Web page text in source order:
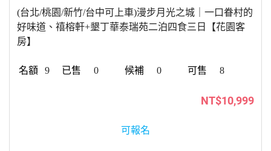
(台北/桃園/新竹/台中可上車)漫步月光之城｜一口眷村的
好味道、禧榕軒+墾丁華泰瑞苑二泊四食三日【花園客
房】
9 0 0 8
NT$10,999
可報名